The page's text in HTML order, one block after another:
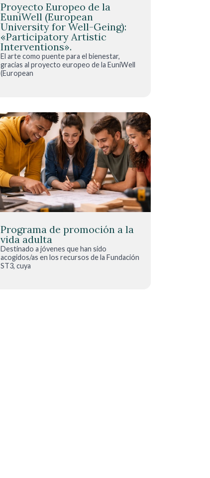
Proyecto Europeo de la
EuniWell (European
University for Well-Geing):
«Participatory Artistic
Interventions».
El arte como puente para el bienestar,
gracias al proyecto europeo de la EuniWell
(European
Programa de promoción a la
vida adulta
Destinado a jóvenes que han sido
acogidos/as en los recursos de la Fundación
ST3, cuya